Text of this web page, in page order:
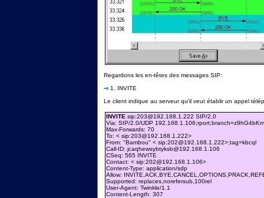
Regardons les en-têtes des messages SIP:
1. INVITE
Le client indique au serveur qu'il veut établir un appel
INVITE sip:203@192.168.1.222 SIP/2.0
Via: SIP/2.0/UDP
Max-Forwards: 70
To: < sip:203@192.168.1.222>
From: "Bambou" < sip:202@192.168.1.222>;tag=kbcql
Call-ID: jcaqhewsybtyksb@192.168.1.106
CSeq: 565 INVITE
Contact: < sip:202@192.168.1.106>
Content-Type: application/sdp
Allow:
Supported: replaces,norefersub,100rel
User-Agent: Twinkle/1.1
Content-Length: 307